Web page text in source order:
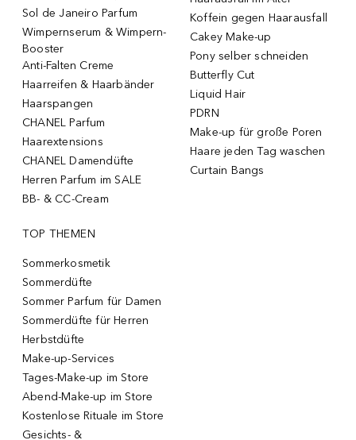
Sol de Janeiro Parfum
Wimpernserum & Wimpern-
Booster
Anti-Falten Creme
Haarreifen & Haarbänder
Haarspangen
CHANEL Parfum
Haarextensions
CHANEL Damendüfte
Herren Parfum im SALE
BB- & CC-Cream
Koffein gegen Haarausfall
Cakey Make-up
Pony selber schneiden
Butterfly Cut
Liquid Hair
PDRN
Make-up für große Poren
Haare jeden Tag waschen
Curtain Bangs
TOP THEMEN
Sommerkosmetik
Sommerdüfte
Sommer Parfum für Damen
Sommerdüfte für Herren
Herbstdüfte
Make-up-Services
Tages-Make-up im Store
Abend-Make-up im Store
Kostenlose Rituale im Store
Gesichts- &